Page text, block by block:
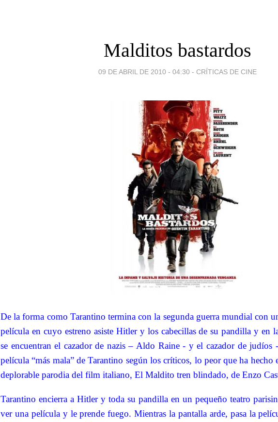
Malditos bastardos
09 DE ABRIL DE 2010 - 04:30 - CRÍTICAS DE CINE
De la forma como Tarantino termina con la segunda guerra mundial con
película en cuyo estreno asiste Hitler y los cabecillas de su pandilla y en
se encuentran el cazador de nazis – Aldo Raine - y el cazador de judíos
película “más mala” de Tarantino según los críticos, lo peor que ha hecho
deplorable parodia del film italiano, El Maldito tren blindado, de Enzo
Tarantino encierra a Hitler y toda su pandilla en un pequeño teatro
ver una película y le prende fuego. Mientras la pantalla arde, pasa la